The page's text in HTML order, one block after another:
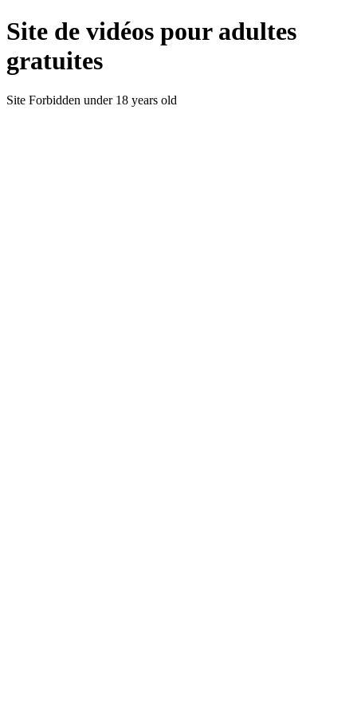
Site de vidéos pour adultes
gratuites
Site Forbidden under 18 years old